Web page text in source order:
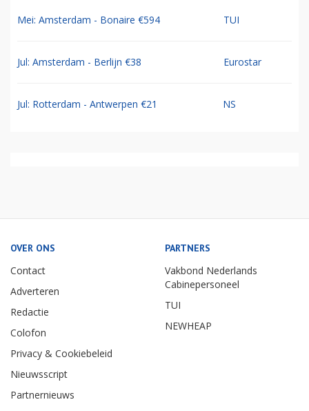
Mei: Amsterdam - Bonaire €594 TUI
Jul: Amsterdam - Berlijn €38 Eurostar
Jul: Rotterdam - Antwerpen €21 NS
OVER ONS
Contact
Adverteren
Redactie
Colofon
Privacy & Cookiebeleid
Nieuwsscript
Partnernieuws
PARTNERS
Vakbond Nederlands
Cabinepersoneel
TUI
NEWHEAP